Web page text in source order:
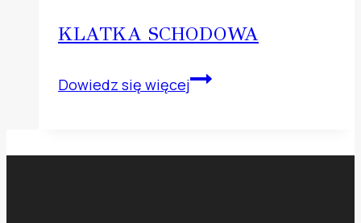
KLATKA SCHODOWA
Dowiedz się więcejKLATKA